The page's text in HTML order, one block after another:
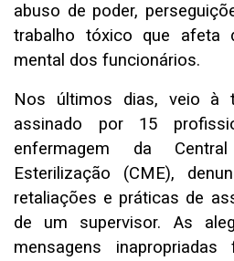
abuso de poder,
trabalho tóxico que afeta
mental dos funcionários.
Nos últimos dias, veio à
assinado por 15
enfermagem da
Esterilização (CME),
retaliações e práticas de
de um supervisor. As
mensagens